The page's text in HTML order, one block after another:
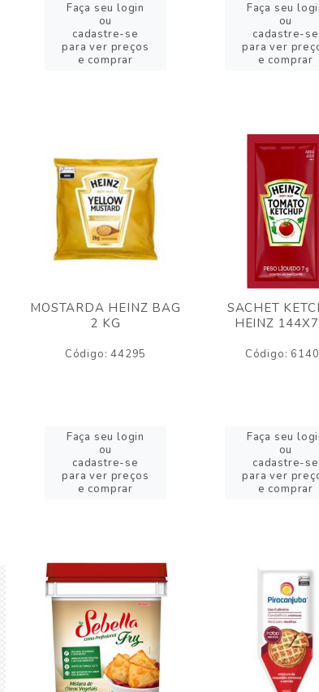
Faça seu login
ou
cadastre-se
para ver preços
e comprar
Faça seu
ou
cadastre-se
para ver
e comprar
MOSTARDA HEINZ BAG
2 KG
Código: 44295
Faça seu login
ou
cadastre-se
para ver preços
e comprar
SACHET
HEINZ
Código:
Faça seu
ou
cadastre-se
para ver
e comprar